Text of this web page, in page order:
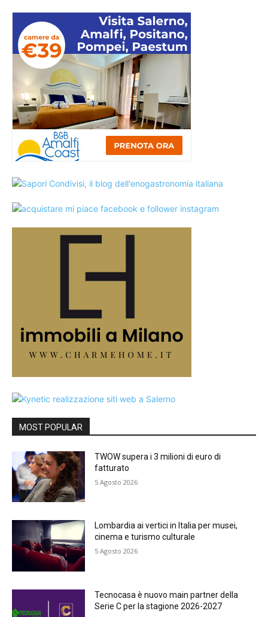
MOST POPULAR
TWOW supera i 3 milioni di euro di
fatturato
5 Agosto 2026
Lombardia ai vertici in Italia per musei,
cinema e turismo culturale
5 Agosto 2026
Tecnocasa è nuovo main partner della
Serie C per la stagione 2026-2027